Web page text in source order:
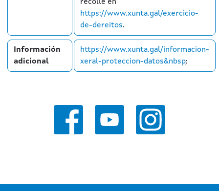
recolle en
https://www.xunta.gal/exercicio-
de-dereitos.
Información
adicional
https://www.xunta.gal/informacion-
xeral-proteccion-datos&nbsp;